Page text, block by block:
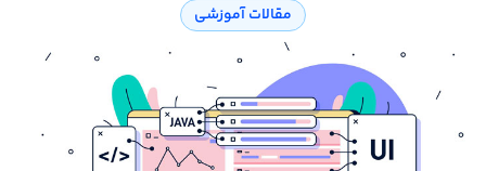
مقالات آموزشی